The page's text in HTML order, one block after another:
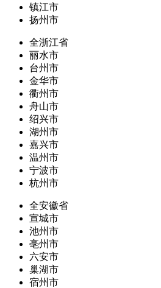
镇江市
扬州市
全浙江省
丽水市
台州市
金华市
衢州市
舟山市
绍兴市
湖州市
嘉兴市
温州市
宁波市
杭州市
全安徽省
宣城市
池州市
亳州市
六安市
巢湖市
宿州市